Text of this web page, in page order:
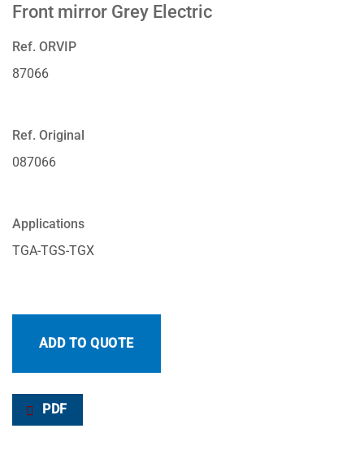
Front mirror Grey Electric
Ref. ORVIP
87066
Ref. Original
087066
Applications
TGA-TGS-TGX
ADD TO QUOTE
PDF